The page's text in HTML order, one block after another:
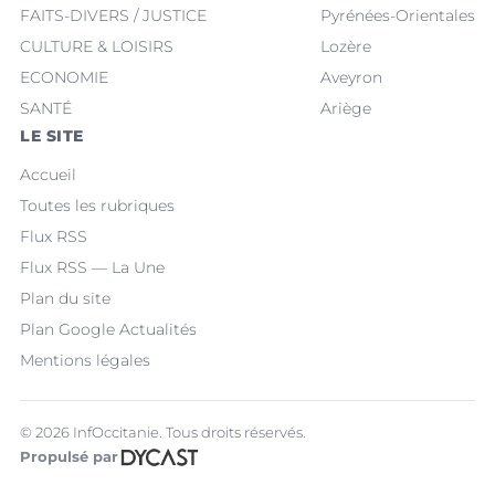
FAITS-DIVERS / JUSTICE
CULTURE & LOISIRS
ECONOMIE
SANTÉ
Pyrénées-Orientales
Lozère
Aveyron
Ariège
LE SITE
Accueil
Toutes les rubriques
Flux RSS
Flux RSS — La Une
Plan du site
Plan Google Actualités
Mentions légales
© 2026 InfOccitanie. Tous droits réservés.
Propulsé par